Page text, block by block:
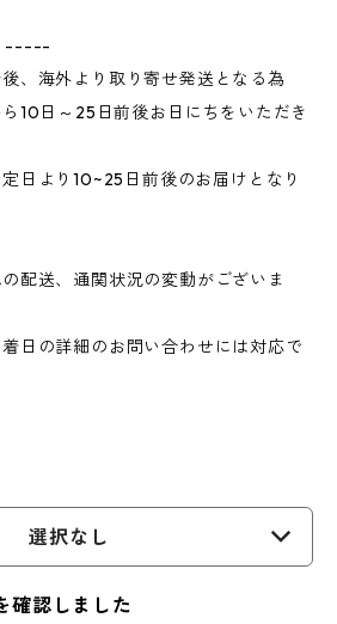
-----
、海外より取り寄せ発送となる為
10日～25日前後お日にちをいただき
定日より10~25日前後のお届けとなり
配送、通関状況の変動がございま
日の詳細のお問い合わせには対応で
選択なし
確認しました